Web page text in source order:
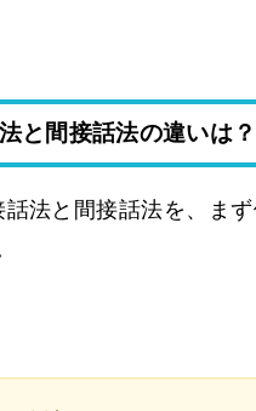
と間接話法の違いは？
法と間接話法を、ま